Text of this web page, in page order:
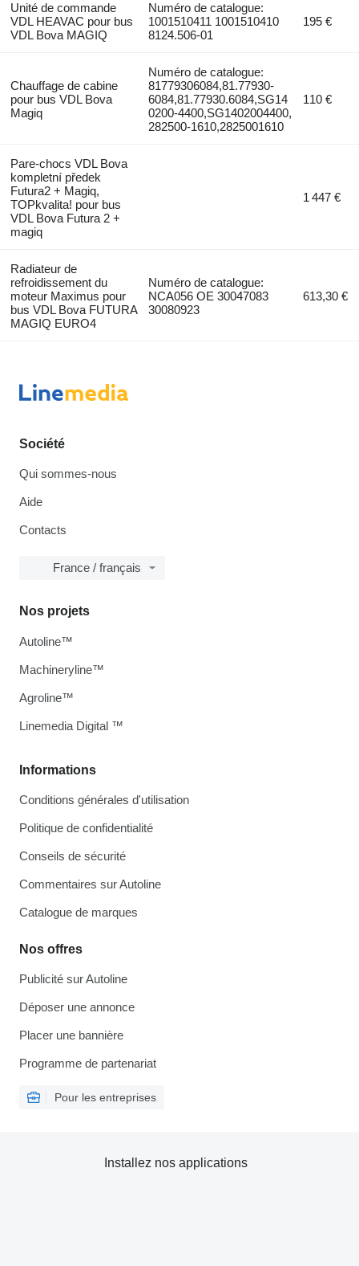
Unité de commande
VDL HEAVAC pour bus
VDL Bova MAGIQ
Numéro de catalogue:
1001510411 1001510410
8124.506-01
195 €
Chauffage de cabine
pour bus VDL Bova
Magiq
Numéro de catalogue:
81779306084,81.77930-
6084,81.77930.6084,SG14
0200-4400,SG1402004400,
282500-1610,2825001610
110 €
Pare-chocs VDL Bova
kompletní předek
Futura2 + Magiq,
TOPkvalita! pour bus
VDL Bova Futura 2 +
magiq
1 447 €
Radiateur de
refroidissement du
moteur Maximus pour
bus VDL Bova FUTURA
MAGIQ EURO4
Numéro de catalogue:
NCA056 OE 30047083
30080923
613,30 €
Société
Qui sommes-nous
Aide
Contacts
France / français
Informations
Conditions générales d'utilisation
Politique de confidentialité
Conseils de sécurité
Commentaires sur Autoline
Catalogue de marques
Nos offres
Publicité sur Autoline
Déposer une annonce
Placer une bannière
Programme de partenariat
Pour les entreprises
Nos projets
Autoline™
Machineryline™
Agroline™
Linemedia Digital ™
Installez nos applications